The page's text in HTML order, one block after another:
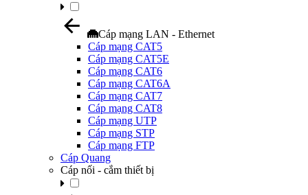
Cáp mạng LAN - Ethernet
Cáp mạng CAT5
Cáp mạng CAT5E
Cáp mạng CAT6
Cáp mạng CAT6A
Cáp mạng CAT7
Cáp mạng CAT8
Cáp mạng UTP
Cáp mạng STP
Cáp mạng FTP
Cáp Quang
Cáp nối - cắm thiết bị